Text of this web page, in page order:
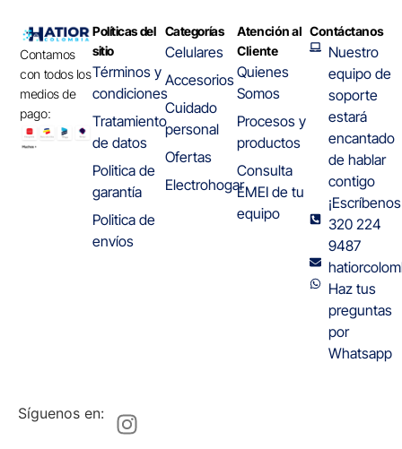
Contamos
con todos los
medios de
pago:
Políticas del
sitio
Términos y
condiciones
Tratamiento
de datos
Politica de
garantía
Politica de
envíos
Categorías
Celulares
Accesorios
Cuidado
personal
Ofertas
Electrohogar
Atención al
Cliente
Quienes
Somos
Procesos y
productos
Consulta
EMEI de tu
equipo
Contáctanos
Nuestro
equipo de
soporte
estará
encantado
de hablar
contigo
320 224
9487
Haz tus
preguntas
por
Whatsapp
Síguenos en: